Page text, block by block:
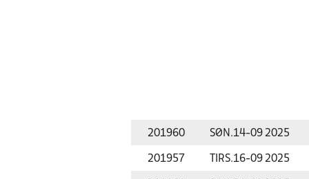
201960 SØN.14-09 2025
201957 TIRS.16-09 2025